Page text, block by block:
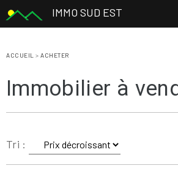
IMMO SUD EST
ACCUEIL > ACHETER
Immobilier à
Tri :